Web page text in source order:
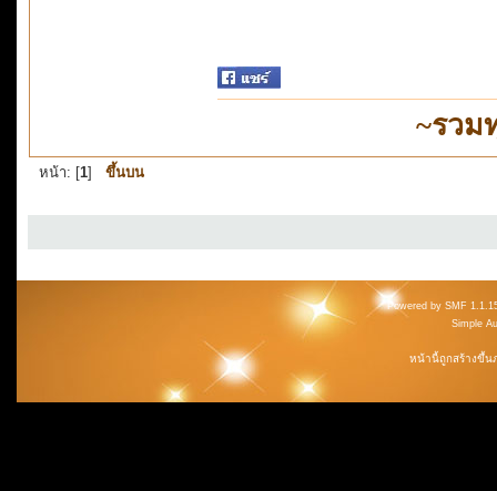
~รวม
หน้า: [1] ขึ้นบน
Powered by SMF
Simple
หน้านี้ถูกสร้างขึ้น